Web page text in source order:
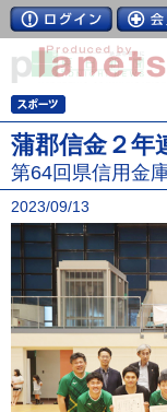
蒲郡信金２年
第64回県信用金
2023/09/13